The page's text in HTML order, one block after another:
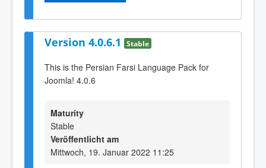
Version 4.0.6.1 Stable
This is the Persian Farsi Language Pack for
Joomla! 4.0.6
Maturity
Stable
Veröffentlicht am
Mittwoch, 19. Januar 2022 11:25